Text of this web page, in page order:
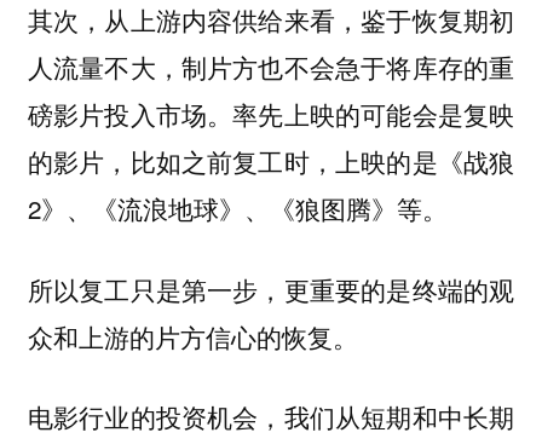
其次，从上游内容供给来看，鉴于恢复期初
人流量不大，制片方也不会急于将库存的重
磅影片投入市场。率先上映的可能会是复映
的影片，比如之前复工时，上映的是《战狼
2》、《流浪地球》、《狼图腾》等。
所以复工只是第一步，更重要的是终端的观
众和上游的片方信心的恢复。
电影行业的投资机会，我们从短期和中长期